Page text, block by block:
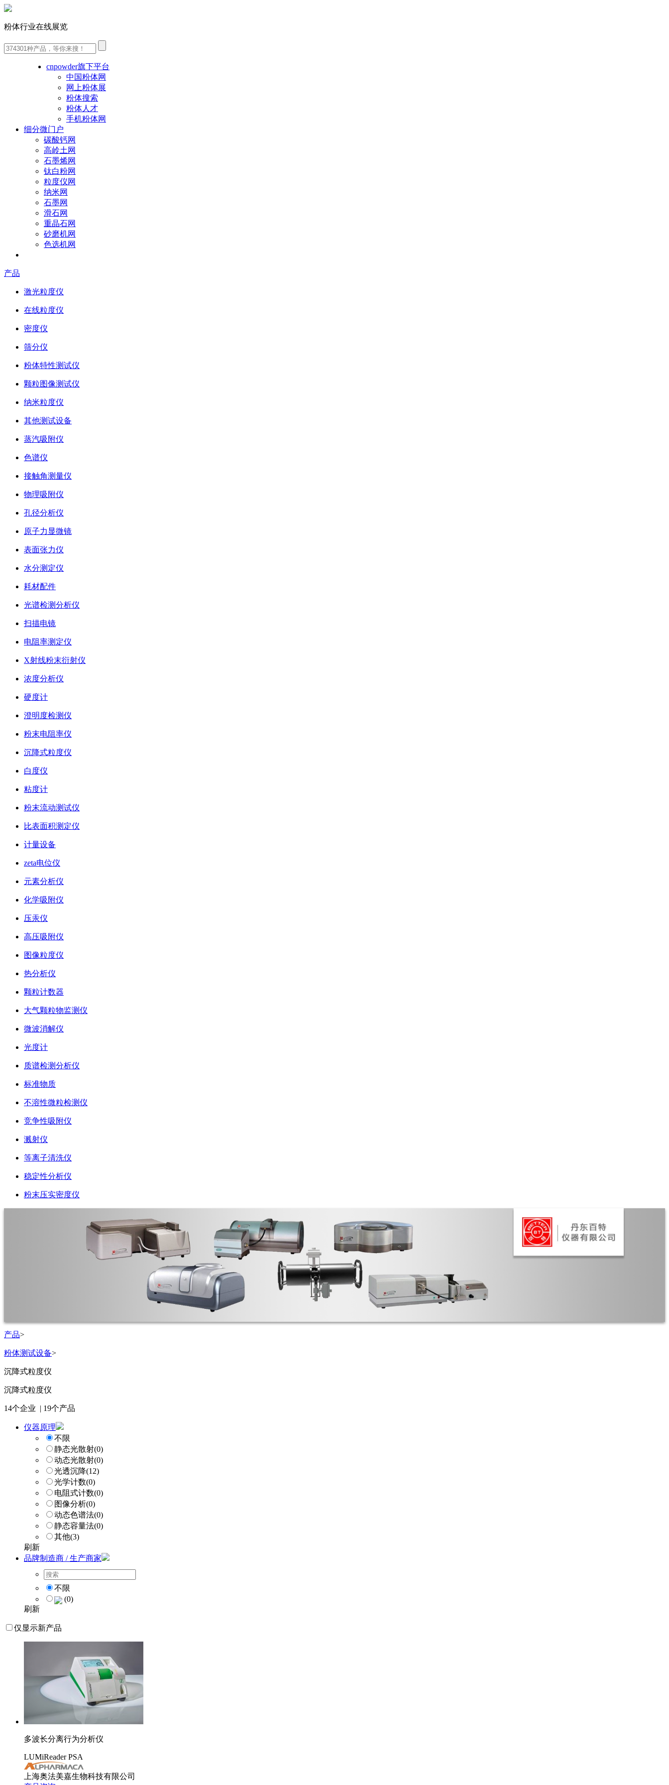
粉体行业在线展览
cnpowder旗下平台
中国粉体网
网上粉体展
粉体搜索
粉体人才
手机粉体网
细分微门户
碳酸钙网
高岭土网
石墨烯网
钛白粉网
粒度仪网
纳米网
石墨网
滑石网
重晶石网
砂磨机网
色选机网
产品
激光粒度仪
在线粒度仪
密度仪
筛分仪
粉体特性测试仪
颗粒图像测试仪
纳米粒度仪
其他测试设备
蒸汽吸附仪
色谱仪
接触角测量仪
物理吸附仪
孔径分析仪
原子力显微镜
表面张力仪
水分测定仪
耗材配件
光谱检测分析仪
扫描电镜
电阻率测定仪
X射线粉末衍射仪
浓度分析仪
硬度计
澄明度检测仪
粉末电阻率仪
沉降式粒度仪
白度仪
粘度计
粉末流动测试仪
比表面积测定仪
计量设备
zeta电位仪
元素分析仪
化学吸附仪
压汞仪
高压吸附仪
图像粒度仪
热分析仪
颗粒计数器
大气颗粒物监测仪
微波消解仪
光度计
质谱检测分析仪
标准物质
不溶性微粒检测仪
竞争性吸附仪
溅射仪
等离子清洗仪
稳定性分析仪
粉末压实密度仪
产品>
粉体测试设备>
沉降式粒度仪
沉降式粒度仪
14个企业 | 19个产品
仪器原理
不限
静态光散射(0)
动态光散射(0)
光透沉降(12)
光学计数(0)
电阻式计数(0)
图像分析(0)
动态色谱法(0)
静态容量法(0)
其他(3)
刷新
品牌制造商 / 生产商家
不限
(0)
刷新
仅显示新产品
多波长分离行为分析仪
LUMiReader PSA
上海奥法美嘉生物科技有限公司